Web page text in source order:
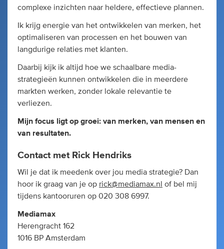
complexe inzichten naar heldere, effectieve plannen.
Ik krijg energie van het ontwikkelen van merken, het
optimaliseren van processen en het bouwen van
langdurige relaties met klanten.
Daarbij kijk ik altijd hoe we schaalbare media-
strategieën kunnen ontwikkelen die in meerdere
markten werken, zonder lokale relevantie te
verliezen.
Mijn focus ligt op groei: van merken, van mensen en
van resultaten.
Contact met Rick Hendriks
Wil je dat ik meedenk over jou media strategie? Dan
hoor ik graag van je op rick@mediamax.nl of bel mij
tijdens kantooruren op 020 308 6997.
Mediamax
Herengracht 162
1016 BP Amsterdam